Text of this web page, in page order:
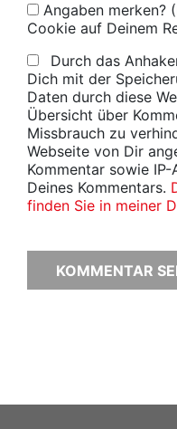
Angaben merken?
Cookie auf Deinem
Durch das
Dich mit der
Daten durch diese
Übersicht über
Missbrauch zu
Webseite von Dir
Kommentar sowie
Deines Kommentars.
finden Sie in meiner